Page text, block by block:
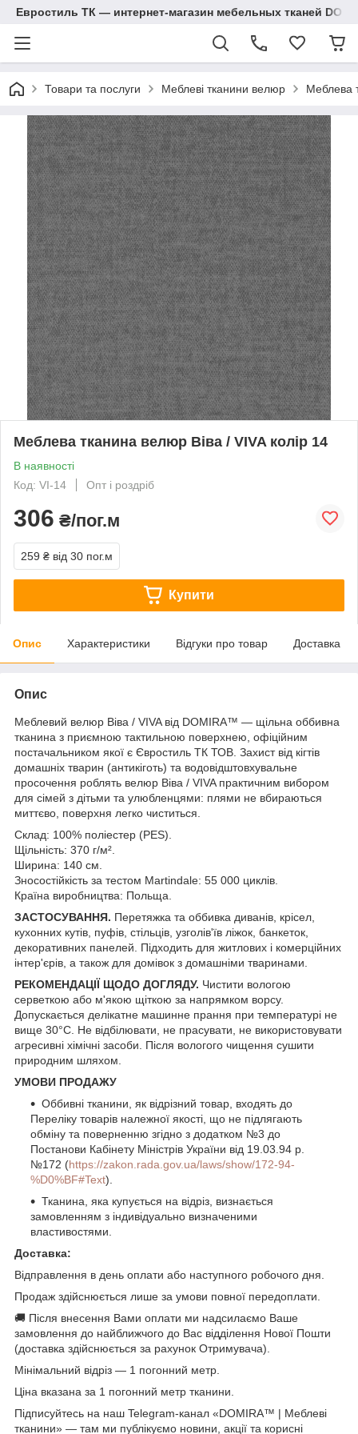
Евростиль ТК — интернет-магазин мебельных тканей
Товари та послуги Меблеві тканини велюр Меблева
Меблева тканина велюр Віва / VIVA колір 14
В наявності
Код: VI-14
Опт і роздріб
306 ₴/пог.м
259 ₴ від 30 пог.м
Купити
Опис Характеристики Відгуки про товар Доставка
Опис
Меблевий велюр Віва / VIVA від DOMIRA™ — щільна оббивна
тканина з приємною тактильною поверхнею, офіційним
постачальником якої є Євростиль ТК ТОВ. Захист від кігтів
домашніх тварин (антикіготь) та водовідштовхувальне
просочення роблять велюр Віва / VIVAпрактичним вибором
для сімей з дітьми та улюбленцями: плями не вбираються
миттєво, поверхня легко чиститься.
Склад: 100% поліестер (PES).
Щільність: 370 г/м².
Ширина: 140 см.
Зносостійкість за тестом Martindale: 55 000 циклів.
Країна виробництва: Польща.
ЗАСТОСУВАННЯ. Перетяжка та оббивка диванів, крісел,
кухонних кутів, пуфів, стільців, узголів'їв ліжок, банкеток,
декоративних панелей. Підходить для житлових і комерційних
інтер'єрів, а також для домівок з домашніми тваринами.
РЕКОМЕНДАЦІЇ ЩОДО ДОГЛЯДУ. Чистити вологою
серветкою або м'якою щіткою за напрямком ворсу.
Допускається делікатне машинне прання при температурі не
вище 30°C. Не відбілювати, не прасувати, не використовувати
агресивні хімічні засоби. Після вологого чищення сушити
природним шляхом.
УМОВИ ПРОДАЖУ
Оббивні тканини, як відрізний товар, входять до
Переліку товарів належної якості, що не підлягають
обміну та поверненню згідно з додатком №3 до
Постанови Кабінету Міністрів України від 19.03.94 р.
№172 (https://zakon.rada.gov.ua/laws/show/172-94-
%D0%BF#Text).
Тканина, яка купується на відріз, визнається
замовленням з індивідуально визначеними
властивостями.
Доставка:
Відправлення в день оплати або наступного робочого дня.
Продаж здійснюється лише за умови повної передоплати.
🚚 Після внесення Вами оплати ми надсилаємо Ваше
замовлення до найближчого до Вас відділення Нової Пошти
(доставка здійснюється за рахунок Отримувача).
Мінімальний відріз — 1 погонний метр.
Ціна вказана за 1 погонний метр тканини.
Підписуйтесь на наш Telegram-канал «DOMIRA™ | Меблеві
тканини» — там ми публікуємо новини, акції та корисні